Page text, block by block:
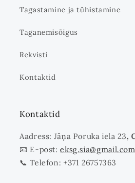
Tagastamine ja tühistamine
Taganemisõigus
Rekvisti
Kontaktid
Kontaktid
Aadress: Jāņa Poruka iela 23,
📧 E-post:eksg.sia@gmail.com
📞 Telefon: +371 26757363